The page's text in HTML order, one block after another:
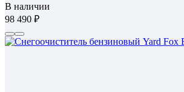
В наличии
98 490